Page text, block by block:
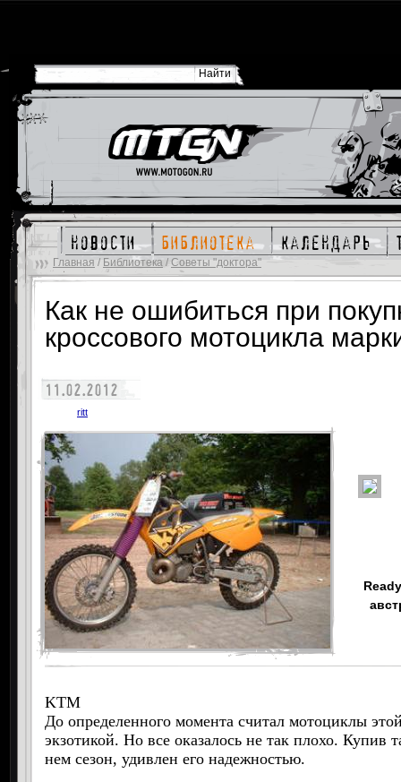
новости библиотека календарь
Главная / Библиотека /Советы "доктора"
Как не ошибиться при
кроссового мотоцикла
11.02.2012
ritt
KTM
До определенного момента считал мотоциклы
экзотикой. Но все оказалось не так плохо. Купив
нем сезон, удивлен его надежностью.